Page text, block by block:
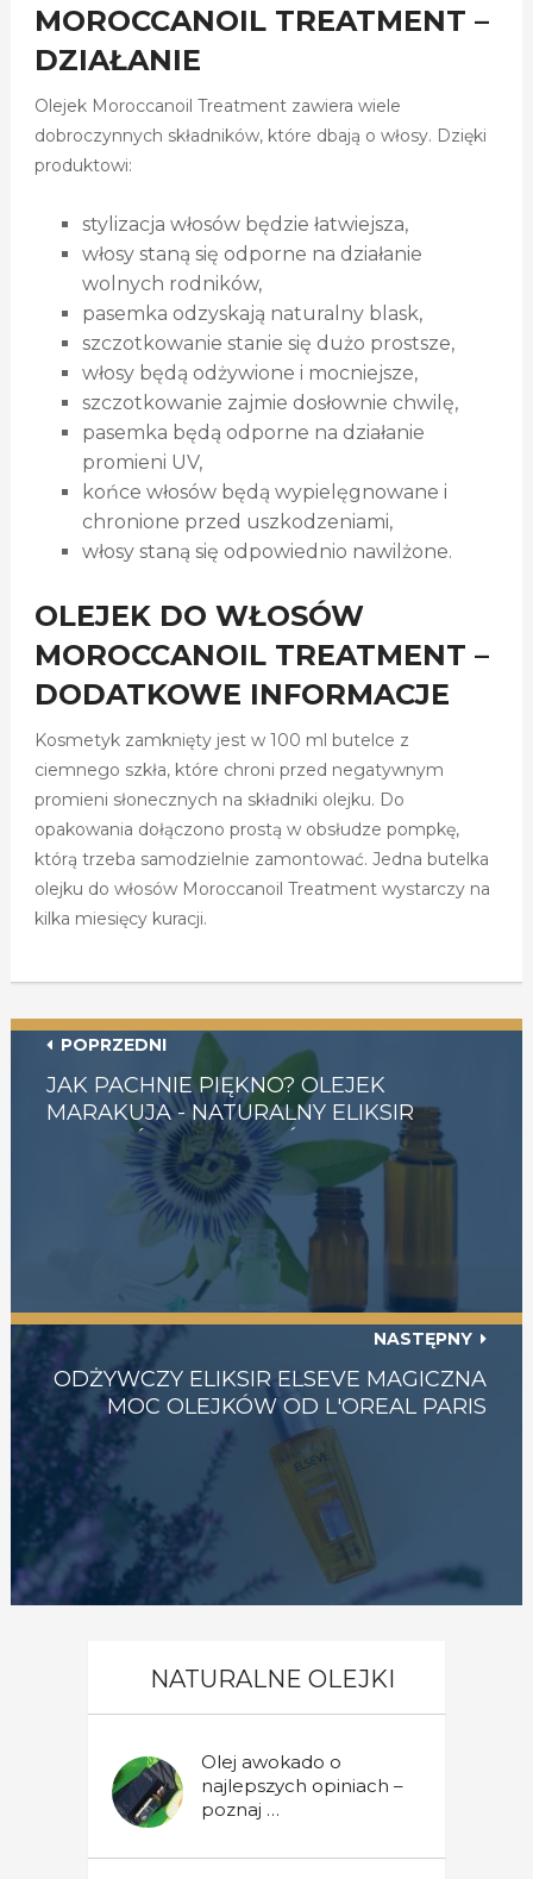
MOROCCANOIL TREATMENT –
DZIAŁANIE
Olejek Moroccanoil Treatment zawiera wiele
dobroczynnych składników, które dbają o włosy. Dzięki
produktowi:
stylizacja włosów będzie łatwiejsza,
włosy staną się odporne na działanie
wolnych rodników,
pasemka odzyskają naturalny blask,
szczotkowanie stanie się dużo prostsze,
włosy będą odżywione i mocniejsze,
szczotkowanie zajmie dosłownie chwilę,
pasemka będą odporne na działanie
promieni UV,
końce włosów będą wypielęgnowane i
chronione przed uszkodzeniami,
włosy staną się odpowiednio nawilżone.
OLEJEK DO WŁOSÓW
MOROCCANOIL TREATMENT –
DODATKOWE INFORMACJE
Kosmetyk zamknięty jest w 100 ml butelce z
ciemnego szkła, które chroni przed negatywnym
promieni słonecznych na składniki olejku. Do
opakowania dołączono prostą w obsłudze pompkę,
którą trzeba samodzielnie zamontować. Jedna butelka
olejku do włosów Moroccanoil Treatment wystarczy na
kilka miesięcy kuracji.
POPRZEDNI
JAK PACHNIE PIĘKNO? OLEJEK
MARAKUJA - NATURALNY ELIKSIR
MŁODOŚCI DO WŁOSÓW I CIAŁA -
CENA, OPINIE, EFEKTY
NASTĘPNY
ODŻYWCZY ELIKSIR ELSEVE MAGICZNA
MOC OLEJKÓW OD L'OREAL PARIS
NATURALNE OLEJKI
Olej awokado o
najlepszych opiniach –
poznaj …